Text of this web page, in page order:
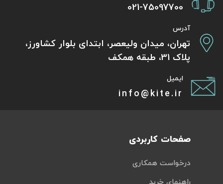
021-75097700
آدرس
تهران، میدان ولیعصر، ابتدای بلوار کشاورز،
پلاک 31، طبقه همکف
ایمیل
info@kite.ir
صفحات کاربردی
درخواست همکاری